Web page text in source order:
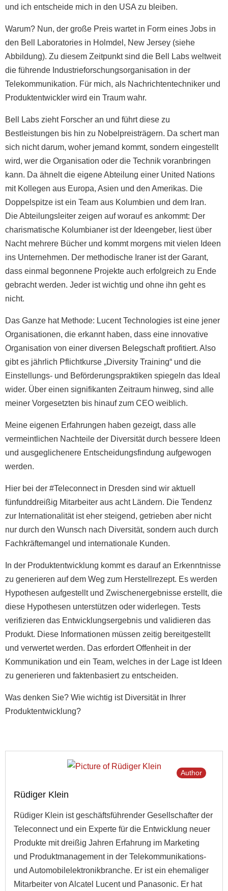
und ich entscheide mich in den USA zu bleiben.
Warum? Nun, der große Preis wartet in Form eines Jobs in
den Bell Laboratories in Holmdel, New Jersey (siehe
Abbildung). Zu diesem Zeitpunkt sind die Bell Labs weltweit
die führende Industrieforschungsorganisation in der
Telekommunikation. Für mich, als Nachrichtentechniker und
Produktentwickler wird ein Traum wahr.
Bell Labs zieht Forscher an und führt diese zu
Bestleistungen bis hin zu Nobelpreisträgern. Da schert man
sich nicht darum, woher jemand kommt, sondern eingestellt
wird, wer die Organisation oder die Technik voranbringen
kann. Da ähnelt die eigene Abteilung einer United Nations
mit Kollegen aus Europa, Asien und den Amerikas. Die
Doppelspitze ist ein Team aus Kolumbien und dem Iran.
Die Abteilungsleiter zeigen auf worauf es ankommt: Der
charismatische Kolumbianer ist der Ideengeber, liest über
Nacht mehrere Bücher und kommt morgens mit vielen Ideen
ins Unternehmen. Der methodische Iraner ist der Garant,
dass einmal begonnene Projekte auch erfolgreich zu Ende
gebracht werden. Jeder ist wichtig und ohne ihn geht es
nicht.
Das Ganze hat Methode: Lucent Technologies ist eine jener
Organisationen, die erkannt haben, dass eine innovative
Organisation von einer diversen Belegschaft profitiert. Also
gibt es jährlich Pflichtkurse „Diversity Training“ und die
Einstellungs- und Beförderungspraktiken spiegeln das Ideal
wider. Über einen signifikanten Zeitraum hinweg, sind alle
meiner Vorgesetzten bis hinauf zum CEO weiblich.
Meine eigenen Erfahrungen haben gezeigt, dass alle
vermeintlichen Nachteile der Diversität durch bessere Ideen
und ausgeglichenere Entscheidungsfindung aufgewogen
werden.
Hier bei der #Teleconnect in Dresden sind wir aktuell
fünfunddreißig Mitarbeiter aus acht Ländern. Die Tendenz
zur Internationalität ist eher steigend, getrieben aber nicht
nur durch den Wunsch nach Diversität, sondern auch durch
Fachkräftemangel und internationale Kunden.
In der Produktentwicklung kommt es darauf an Erkenntnisse
zu generieren auf dem Weg zum Herstellrezept. Es werden
Hypothesen aufgestellt und Zwischenergebnisse erstellt, die
diese Hypothesen unterstützen oder widerlegen. Tests
verifizieren das Entwicklungsergebnis und validieren das
Produkt. Diese Informationen müssen zeitig bereitgestellt
und verwertet werden. Das erfordert Offenheit in der
Kommunikation und ein Team, welches in der Lage ist Ideen
zu generieren und faktenbasiert zu entscheiden.
Was denken Sie? Wie wichtig ist Diversität in Ihrer
Produktentwicklung?
Rüdiger Klein
Rüdiger Klein ist geschäftsführender Gesellschafter der
Teleconnect und ein Experte für die Entwicklung neuer
Produkte mit dreißig Jahren Erfahrung im Marketing
und Produktmanagement in der Telekommunikations-
und Automobilelektronikbranche. Er ist ein ehemaliger
Mitarbeiter von Alcatel Lucent und Panasonic. Er hat
Author